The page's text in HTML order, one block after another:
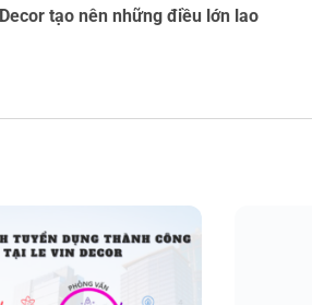
tạo nên những điều lớn lao